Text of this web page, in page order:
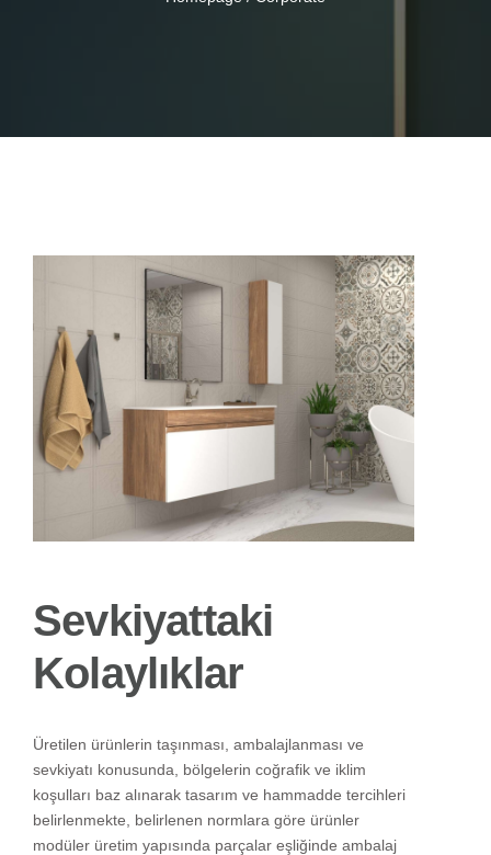
Sevkiyattaki
Kolaylıklar
Üretilen ürünlerin taşınması, ambalajlanması ve
sevkiyatı konusunda, bölgelerin coğrafik ve iklim
koşulları baz alınarak tasarım ve hammadde tercihleri
belirlenmekte, belirlenen normlara göre ürünler
modüler üretim yapısında parçalar eşliğinde ambalaj